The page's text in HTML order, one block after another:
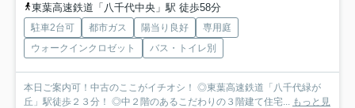
東葉高速鉄道「八千代中央」駅 徒歩58分
駐車2台可 都市ガス 陽当り良好
専用庭
ウォークインクロゼット
バス・トイレ別
本日ご案内可！中古のここがイチオシ！ ◎東葉高速鉄道「八千代緑が
丘」駅徒歩２３分！ ◎中２階のあるこだわりの３階建て住宅...
もっと見